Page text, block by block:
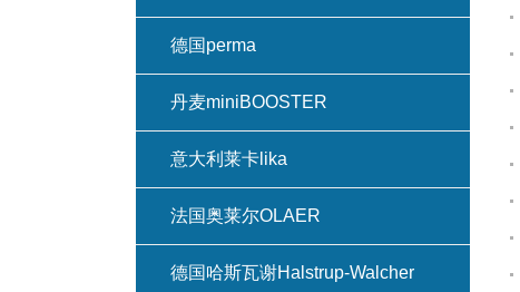
德国perma
丹麦miniBOOSTER
意大利莱卡lika
法国奥莱尔OLAER
德国哈斯瓦谢Halstrup-Walcher